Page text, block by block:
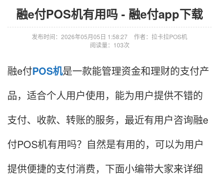
融e付POS机有用吗 - 融e付app下载
发布时间：2026年05月05日 1:58:27
作者：拉卡拉POS机
阅读量：103次
融e付POS机是一款能管理资金和理财的支付产
品，适合个人用户使用，能为用户提供不错的
支付、收款、转账的服务，最近有用户咨询融e
付POS机有用吗？自然是有用的，可以为用户
提供便捷的支付消费，下面小编带大家来详细